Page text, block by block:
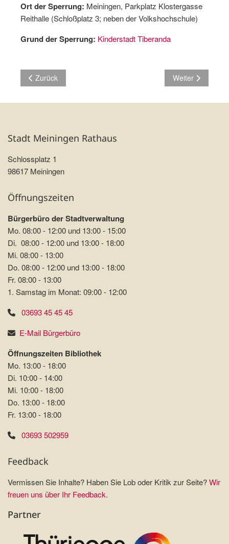
Ort der Sperrung: Meiningen, Parkplatz Klostergasse
Reithalle (Schloßplatz 3; neben der Volkshochschule)
Grund der Sperrung: Kinderstadt Tiberanda
Vorheriger Beitrag: Vollsperrung in Richtung Sülzfeld
Zurück Nächster
Weiter
Stadt Meiningen Rathaus
Schlossplatz 1
98617 Meiningen
Öffnungszeiten
Bürgerbüro der Stadtverwaltung
Mo. 08:00 - 12:00 und 13:00 - 15:00
Di. 08:00 - 12:00 und 13:00 - 18:00
Mi. 08:00 - 13:00
Do. 08:00 - 12:00 und 13:00 - 18:00
Fr. 08:00 - 13:00
1. Samstag im Monat: 09:00 - 12:00
03693 45 45 45
E-Mail Bürgerbüro
Öffnungszeiten Bibliothek
Mo. 13:00 - 18:00
Di. 10:00 - 14:00
Mi. 10:00 - 18:00
Do. 13:00 - 18:00
Fr. 13:00 - 18:00
03693 502959
Feedback
Vermissen Sie Inhalte? Haben Sie Lob oder Kritik zur Seite?Wir
freuen uns über Ihr Feedback.
Partner